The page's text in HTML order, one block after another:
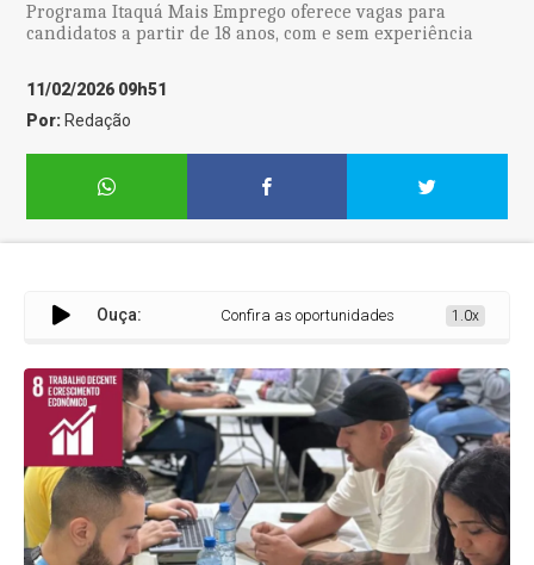
Programa Itaquá Mais Emprego oferece vagas para
candidatos a partir de 18 anos, com e sem experiência
11/02/2026 09h51
Por: Redação
Ouça: Confira as oportunidades de emprego da
1.0x